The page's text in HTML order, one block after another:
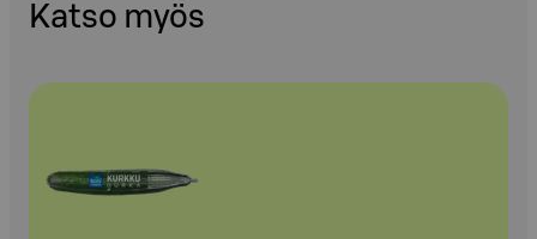
Katso myös